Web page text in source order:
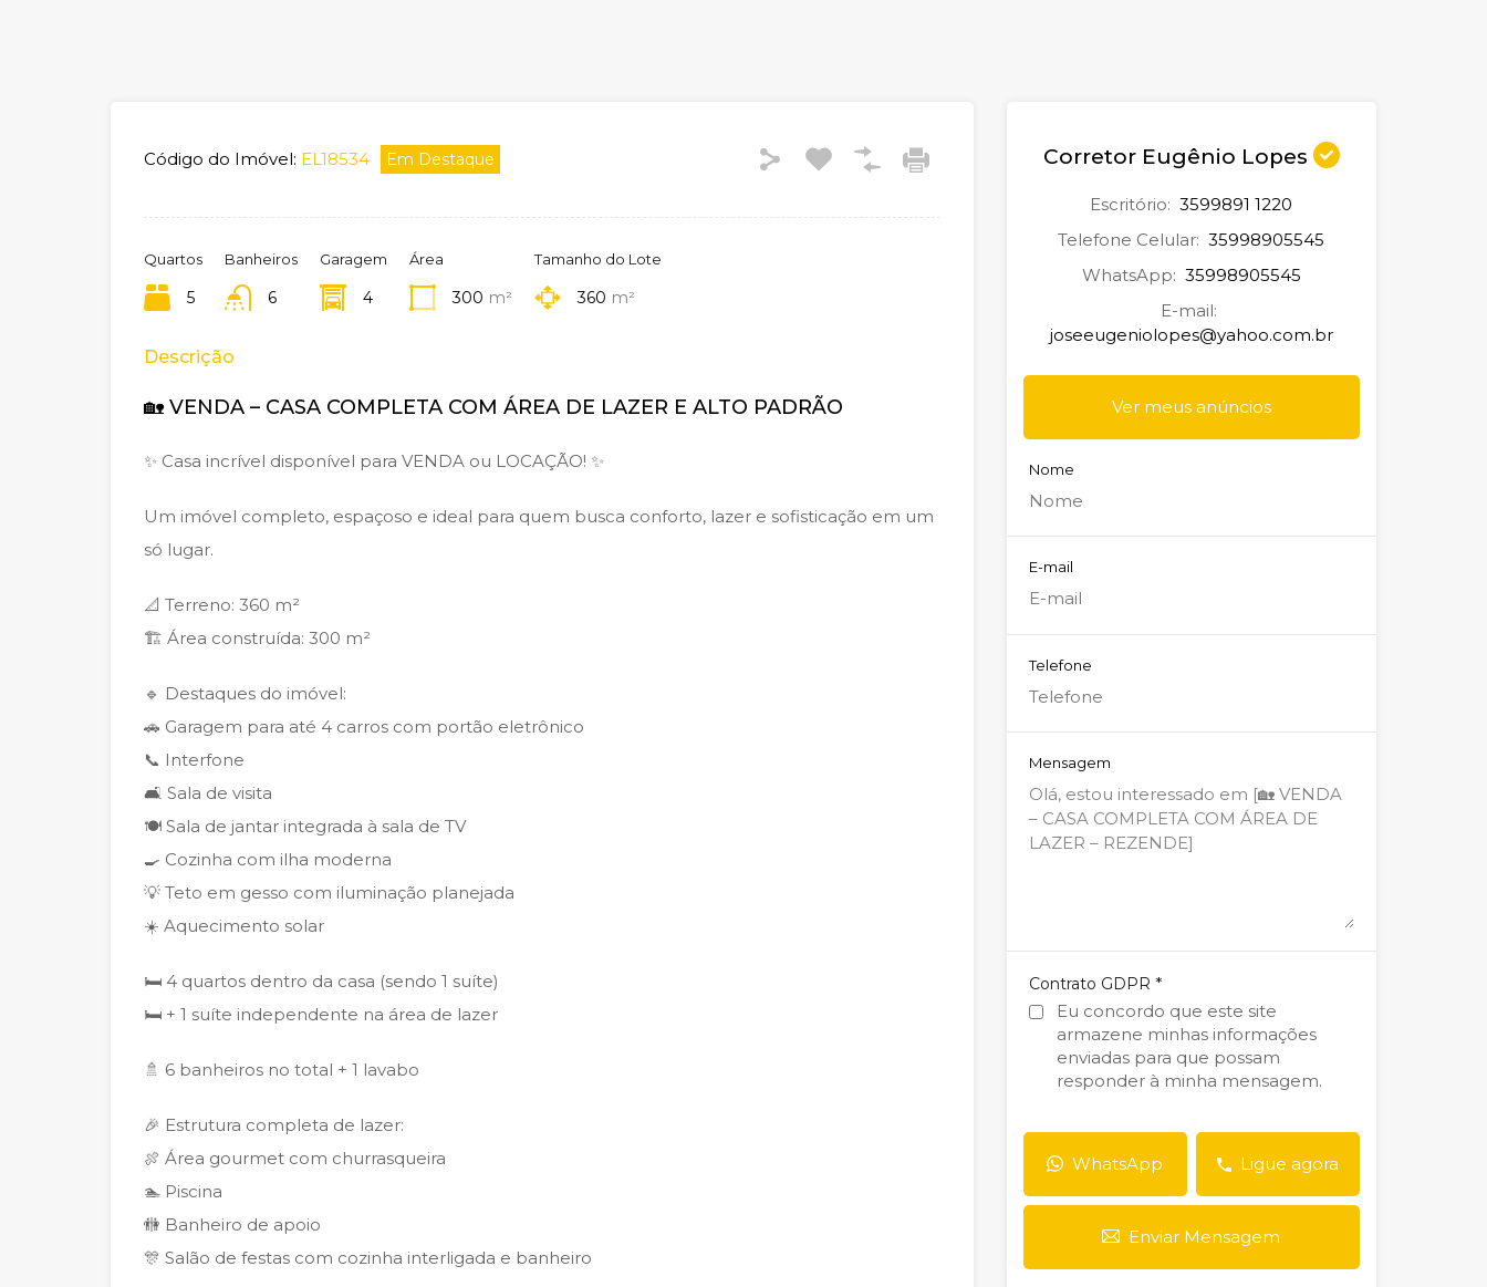
Código do Imóvel: EL18534 Em Destaque
Quartos
5
Banheiros
6
Garagem
4
Área
300 m²
Tamanho do Lote
360 m²
Descrição
🏡 VENDA – CASA COMPLETA COM ÁREA DE LAZER E ALTO PADRÃO
✨ Casa incrível disponível para VENDA ou LOCAÇÃO! ✨
Um imóvel completo, espaçoso e ideal para quem busca conforto, lazer e sofisticação em um
só lugar.
📐 Terreno: 360 m²
🏗️ Área construída: 300 m²
🔹 Destaques do imóvel:
🚗 Garagem para até 4 carros com portão eletrônico
📞 Interfone
🛋️ Sala de visita
🍽️ Sala de jantar integrada à sala de TV
🍳 Cozinha com ilha moderna
💡 Teto em gesso com iluminação planejada
☀️ Aquecimento solar
🛏️ 4 quartos dentro da casa (sendo 1 suíte)
🛏️ + 1 suíte independente na área de lazer
🚿 6 banheiros no total + 1 lavabo
🎉 Estrutura completa de lazer:
🍖 Área gourmet com churrasqueira
🏊 Piscina
🚻 Banheiro de apoio
🎊 Salão de festas com cozinha interligada e banheiro
Corretor Eugênio Lopes
Escritório: 3599891 1220
Telefone Celular: 35998905545
WhatsApp: 35998905545
E-mail:
joseeugeniolopes@yahoo.com.br
Ver meus anúncios
Nome
E-mail
Telefone
Mensagem
Contrato GDPR *
Eu concordo que este site
armazene minhas informações
enviadas para que possam
responder à minha mensagem.
WhatsApp Ligue agora
Enviar Mensagem